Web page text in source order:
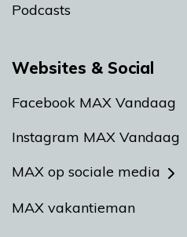
Podcasts
Websites & Social
Facebook MAX Vandaag
Instagram MAX Vandaag
MAX op sociale media
MAX vakantieman